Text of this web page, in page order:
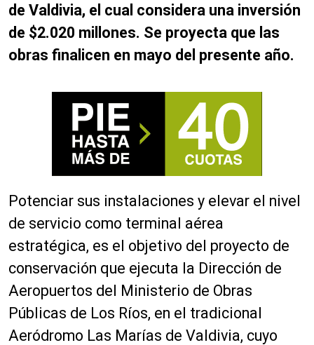
de Valdivia, el cual considera una inversión
de $2.020 millones. Se proyecta que las
obras finalicen en mayo del presente año.
Potenciar sus instalaciones y elevar el nivel
de servicio como terminal aérea
estratégica, es el objetivo del proyecto de
conservación que ejecuta la Dirección de
Aeropuertos del Ministerio de Obras
Públicas de Los Ríos, en el tradicional
Aeródromo Las Marías de Valdivia, cuyo